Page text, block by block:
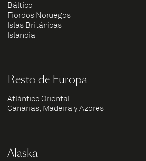
Báltico
Fiordos Noruegos
Islas Británicas
Islandia
Resto de Europa
Atlántico Oriental
Canarias, Madeira y Azores
Alaska